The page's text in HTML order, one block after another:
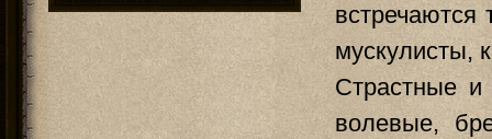
мускулисты,
Страстные и
волевые,